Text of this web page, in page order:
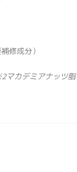
補修成分）
カデミアナッツ脂